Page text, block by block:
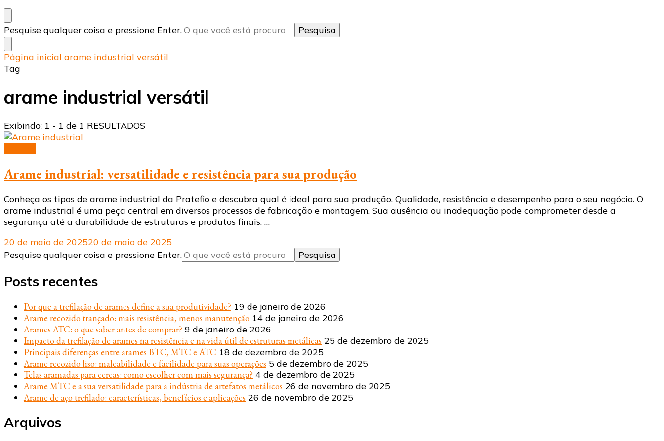
Procurando
algo?
Pesquise qualquer coisa e pressione Enter.
Página inicial arame industrial versátil
Tag
arame industrial versátil
Exibindo: 1 - 1 de 1 RESULTADOS
Arame industrial: versatilidade e resistência para sua produção
Conheça os tipos de arame industrial da Pratefio e descubra qual é ideal para sua produção. Qualidade, resistência e desempenho para o seu negócio. O
arame industrial é uma peça central em diversos processos de fabricação e montagem. Sua ausência ou inadequação pode comprometer desde a
segurança até a durabilidade de estruturas e produtos finais. …
20 de maio de 202520 de maio de 2025
Procurando
Pesquise qualquer coisa e pressione Enter.
Posts recentes
Por que a trefilação de arames define a sua produtividade? 19 de janeiro de 2026
Arame recozido trançado: mais resistência, menos manutenção 14 de janeiro de 2026
Arames ATC: o que saber antes de comprar? 9 de janeiro de 2026
Impacto da trefilação de arames na resistência e na vida útil de estruturas metálicas 25 de dezembro de 2025
Principais diferenças entre arames BTC, MTC e ATC 18 de dezembro de 2025
Arame recozido liso: maleabilidade e facilidade para suas operações 5 de dezembro de 2025
Telas aramadas para cercas: como escolher com mais segurança? 4 de dezembro de 2025
Arame MTC e a sua versatilidade para a indústria de artefatos metálicos 26 de novembro de 2025
Arame de aço trefilado: características, benefícios e aplicações 26 de novembro de 2025
Arquivos